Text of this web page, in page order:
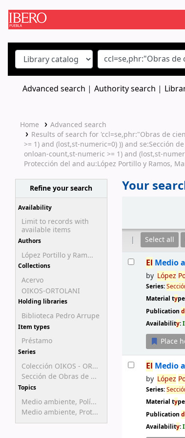
Advanced search Authority search
Home
Advanced search
Results of search for 'ccl=se,phr:"Obras de
>= 1) and (lost,st-numeric=0) )) and se:Sección
onloan-count,st-numeric >= 1) and (lost,st-
Protección del and au:López Portillo y Ramos,
Refine your search
Availability
Limit to records with
available items
Authors
López Portillo y Ram...
Collections
Acervo
OIKOS-ORTOLANI
Holding libraries
Biblioteca Pedro Arrupe
Item types
Préstamo
Series
Colección OIKOS - OR...
Sección de Obras de ...
Topics
Medio ambiente, Polí...
Medio ambiente, Prot...
Your
Select all
Results
El Medio
by López
Series:
Material ty
Publication
Availability:
Place
El Medio
by López
Series:
Material ty
Publication
Availability: